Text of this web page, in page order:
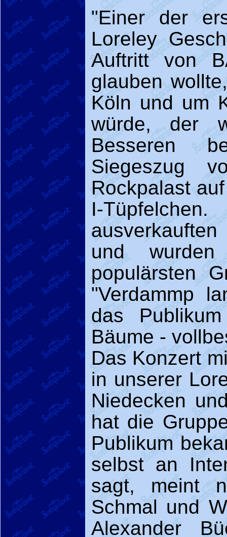
"Einer der
Loreley
Auftritt von
glauben
Köln und um
würde, der
Besseren
Siegeszug
Rockpalast
I-
und
populärsten
"Verdammp
das
Bäume -
Das Konzert
in unserer
Niedecken
hat die
Publikum
selbst an
sagt, meint
Schmal und
Alexander